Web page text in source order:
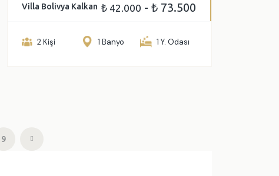
Villa Bolivya Kalkan ₺ 42.000 - ₺ 73.500
2 Kişi 1 Banyo 1 Y. Odası
9